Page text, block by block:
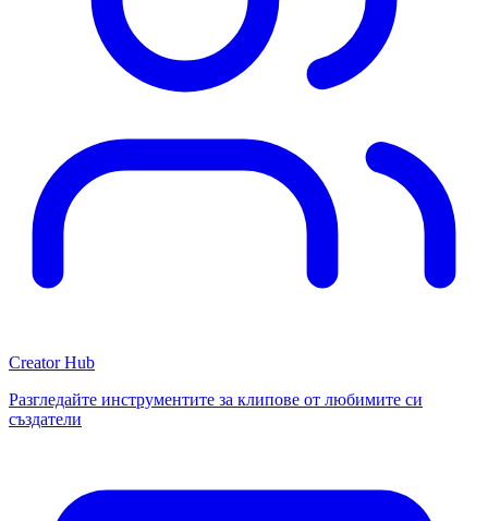
Creator Hub
Разгледайте инструментите за клипове от любимите си
създатели